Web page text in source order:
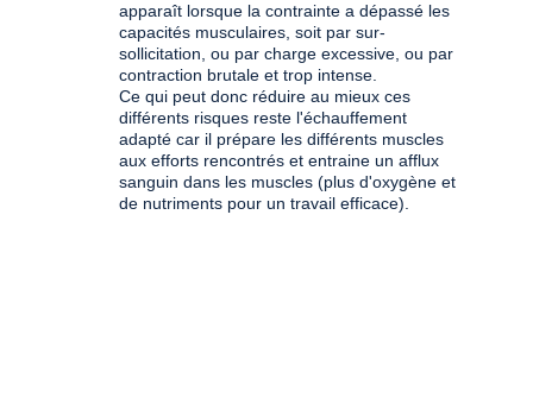
apparaît lorsque la contrainte a dépassé les
capacités musculaires, soit par sur-
sollicitation, ou par charge excessive, ou par
contraction brutale et trop intense.
Ce qui peut donc réduire au mieux ces
différents risques reste l'échauffement
adapté car il prépare les différents muscles
aux efforts rencontrés et entraine un afflux
sanguin dans les muscles (plus d'oxygène et
de nutriments pour un travail efficace).